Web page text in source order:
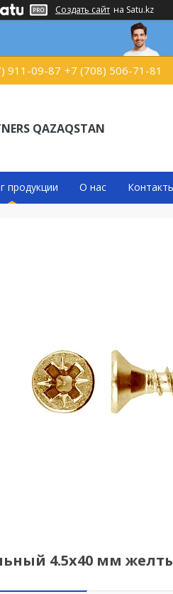
Создать сайт на Satu.kz
911-09-87 +7 (708) 506-71-81
QAZAQSTAN
продукции О нас
4.5х40 мм